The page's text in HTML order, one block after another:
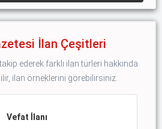
İlan Çeşitleri
ederek farklı ilan türleri hakkında
ilan örneklerini görebilirsiniz.
Vefat İlanı